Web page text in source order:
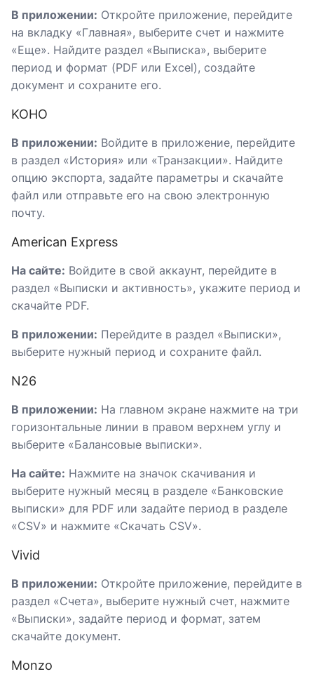
В приложении: Откройте приложение, перейдите
на вкладку «Главная», выберите счет и нажмите
«Еще». Найдите раздел «Выписка», выберите
период и формат (PDF или Excel), создайте
документ и сохраните его.
KOHO
В приложении: Войдите в приложение, перейдите
в раздел «История» или «Транзакции». Найдите
опцию экспорта, задайте параметры и скачайте
файл или отправьте его на свою электронную
почту.
American Express
На сайте: Войдите в свой аккаунт, перейдите в
раздел «Выписки и активность», укажите период и
скачайте PDF.
В приложении: Перейдите в раздел «Выписки»,
выберите нужный период и сохраните файл.
N26
В приложении: На главном экране нажмите на три
горизонтальные линии в правом верхнем углу и
выберите «Балансовые выписки».
На сайте: Нажмите на значок скачивания и
выберите нужный месяц в разделе «Банковские
выписки» для PDF или задайте период в разделе
«CSV» и нажмите «Скачать CSV».
Vivid
В приложении: Откройте приложение, перейдите в
раздел «Счета», выберите нужный счет, нажмите
«Выписки», задайте период и формат, затем
скачайте документ.
Monzo